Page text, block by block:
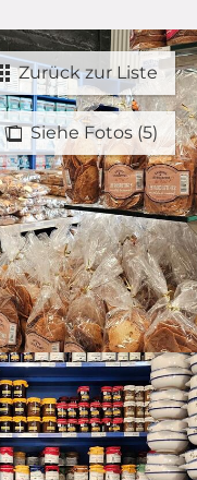
Siehe Fotos (5)
Zurück zur Liste